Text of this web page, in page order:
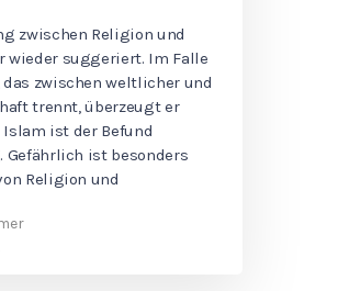
zwischen Religion und
wieder suggeriert. Im Falle
zwischen weltlicher und
trennt, überzeugt er
ist der Befund
ist besonders
Religion und